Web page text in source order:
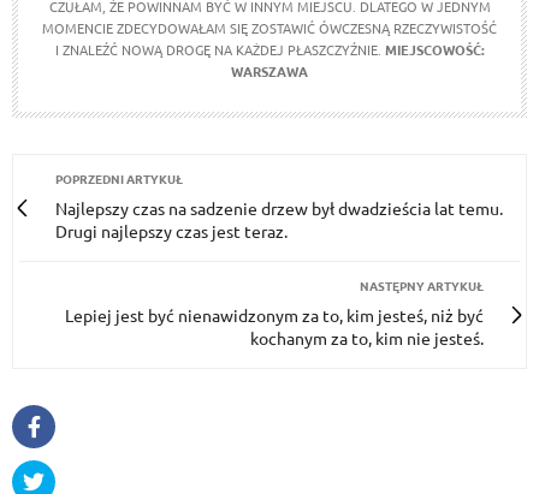
CZUŁAM, ŻE POWINNAM BYĆ W INNYM MIEJSCU. DLATEGO W JEDNYM
MOMENCIE ZDECYDOWAŁAM SIĘ ZOSTAWIĆ ÓWCZESNĄ RZECZYWISTOŚĆ
I ZNALEŹĆ NOWĄ DROGĘ NA KAŻDEJ PŁASZCZYŹNIE. MIEJSCOWOŚĆ:
WARSZAWA
POPRZEDNI ARTYKUŁ
Najlepszy czas na sadzenie drzew był dwadzieścia lat temu.
Drugi najlepszy czas jest teraz.
NASTĘPNY ARTYKUŁ
Lepiej jest być nienawidzonym za to, kim jesteś, niż być
kochanym za to, kim nie jesteś.